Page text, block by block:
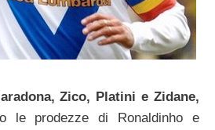
Zico, Platini e Zidane,
le prodezze di Ronaldinho e